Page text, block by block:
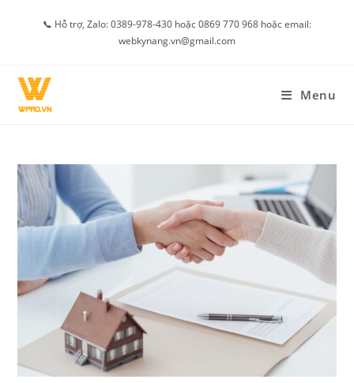
📞 Hỗ trợ, Zalo: 0389-978-430 hoặc 0869 770 968 hoặc email:
webkynang.vn@gmail.com
Menu